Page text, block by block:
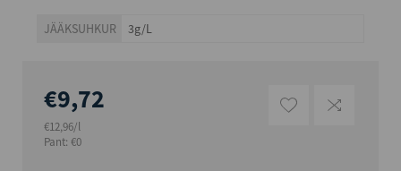
JÄÄKSUHKUR 3g/L
€9,72
€12,96/l
Pant: €0